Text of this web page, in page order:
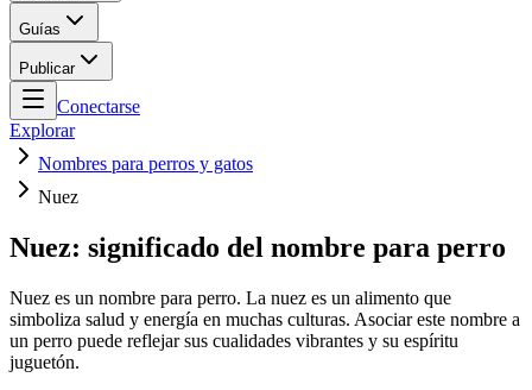
Guías
Publicar
Conectarse
Explorar
Nombres para perros y gatos
Nuez
Nuez: significado del nombre para perro
Nuez es un nombre para perro. La nuez es un alimento que
simboliza salud y energía en muchas culturas. Asociar este nombre a
un perro puede reflejar sus cualidades vibrantes y su espíritu
juguetón.